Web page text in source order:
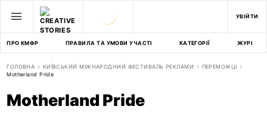
УВІЙТИ
ПРО КМФР ПРАВИЛА ТА УМОВИ УЧАСТІ КАТЕГОРІЇ ЖУРІ
ГОЛОВНА КИЇВСЬКИЙ МІЖНАРОДНИЙ ФЕСТИВАЛЬ РЕКЛАМИ
ПЕРЕМОЖЦІ
Motherland Pride
Motherland Pride